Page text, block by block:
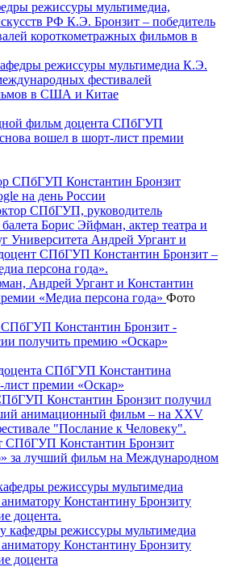
режиссуры мультимедиа К.Э.
фестивалей
в США и Китае
фильм доцента СПбГУП
вошел в шорт-лист премии
СПбГУП Константин Бронзит
на день России
Андрей Ургант и Константин
«Медиа персона года» Фото
Константин Бронзит -
получить премию «Оскар»
СПбГУП Константина
премии «Оскар»
СПбГУП Константин Бронзит
за лучший фильм на Международном
кафедры режиссуры мультимедиа
Константину Бронзиту
доцента